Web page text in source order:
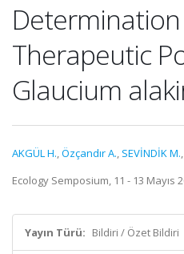
Therapeutic
Glaucium
AKGÜL H.,Özçandır A., SEVİNDİK M.,
Ecology Semposium, 11 - 13 Mayıs
Yayın Türü: Bildiri / Özet Bildiri